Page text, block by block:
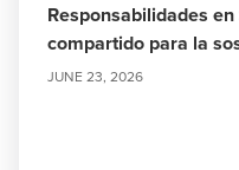
Responsabilidades
compartido para la
JUNE 23, 2026